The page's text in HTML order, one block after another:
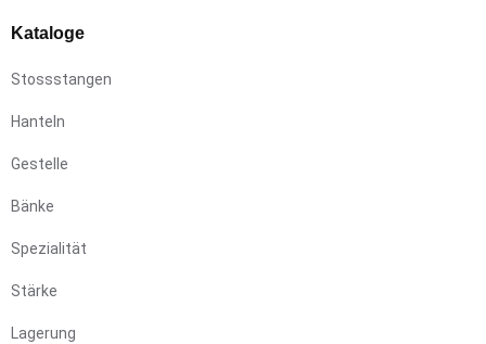
Kataloge
Stossstangen
Hanteln
Gestelle
Bänke
Spezialität
Stärke
Lagerung